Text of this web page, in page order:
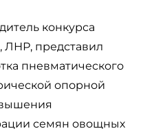
конкурса
ЛНР, представил
пневматического
опорной
семян овощных